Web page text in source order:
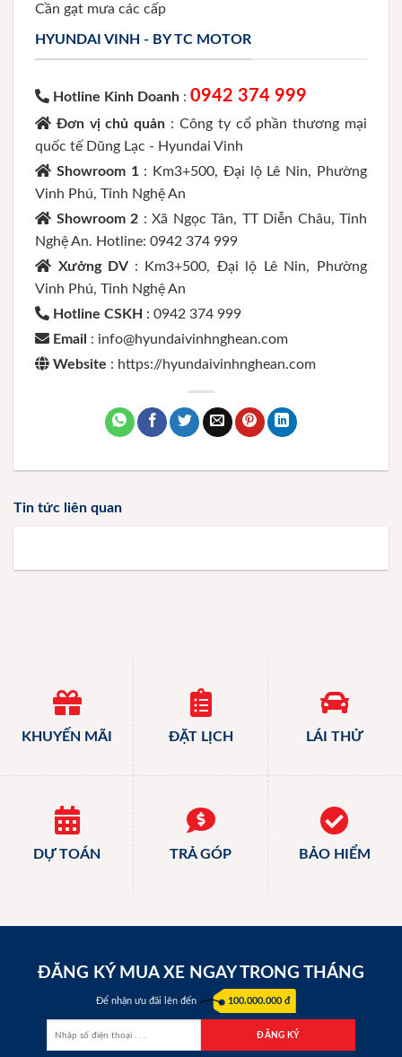
Cần gạt mưa các cấp
HYUNDAI VINH - BY TC MOTOR
Hotline Kinh Doanh : 0942 374 999
Đơn vị chủ quản : Công ty cổ phần thương mại
quốc tế Dũng Lạc - Hyundai Vinh
Showroom 1 : Km3+500, Đại lộ Lê Nin, Phường
Vinh Phú, Tỉnh Nghệ An
Showroom 2 : Xã Ngọc Tân, TT Diễn Châu, Tỉnh
Nghệ An. Hotline: 0942 374 999
Xưởng DV : Km3+500, Đại lộ Lê Nin, Phường
Vinh Phú, Tỉnh Nghệ An
Hotline CSKH : 0942 374 999
Email : info@hyundaivinhnghean.com
Website : https://hyundaivinhnghean.com
Tin tức liên quan
KHUYẾN MÃI ĐẶT LỊCH LÁI THỬ
DỰ TOÁN TRẢ GÓP BẢO HIỂM
ĐĂNG KÝ MUA XE NGAY TRONG THÁNG
Để nhận ưu đãi lên đến 100.000.000 đ